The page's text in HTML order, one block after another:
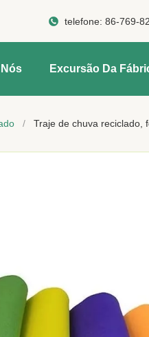
telefone:86-769-
Excursão Da
/ Traje de chuva reciclado,